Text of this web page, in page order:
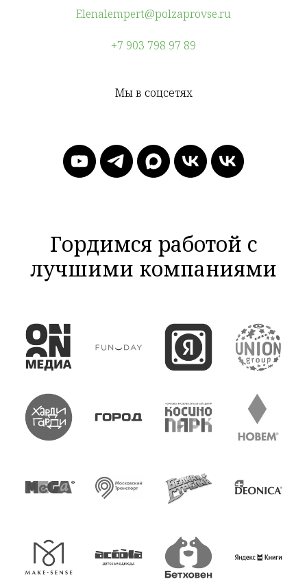
Elenalempert@polzaprovse.ru
+7 903 798 97 89
Мы в соцсетях
Гордимся работой с
лучшими компаниями